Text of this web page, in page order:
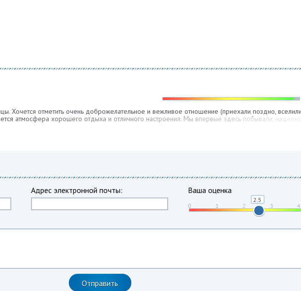
Хочется отметить очень доброжелательное и вежливое отношение (приехали поздно,
атмосфера хорошего отдыха и отличного настроения. Мы впервые здесь побывали,
Адрес электронной почты: Ваша оценка